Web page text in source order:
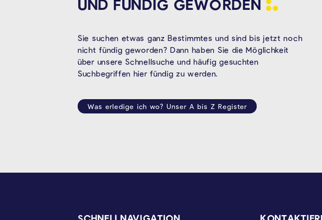
UND FÜNDIG GEWORDEN
Sie suchen etwas ganz Bestimmtes und sind bis jetzt noch
nicht fündig geworden? Dann haben Sie die Möglichkeit
über unsere Schnellsuche und häufig gesuchten
Suchbegriffen hier fündig zu werden.
Was erledige ich wo? Unser A bis Z Register